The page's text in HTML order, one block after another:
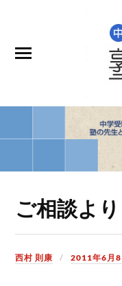
ご相談より
西村 則康 2011年6月8